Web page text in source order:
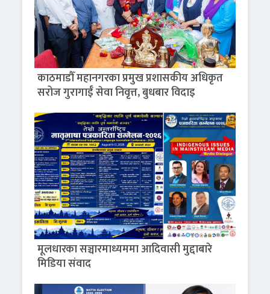
काठमाडौँ महानगरका प्रमुख प्रशासकीय अधिकृत
सरोज गुरागाईँ सेवा निवृत्त, बुधबार विदाइ
मूलधारका सञ्चारमाध्यममा आदिवासी मुद्दाबारे
मिडिया संवाद